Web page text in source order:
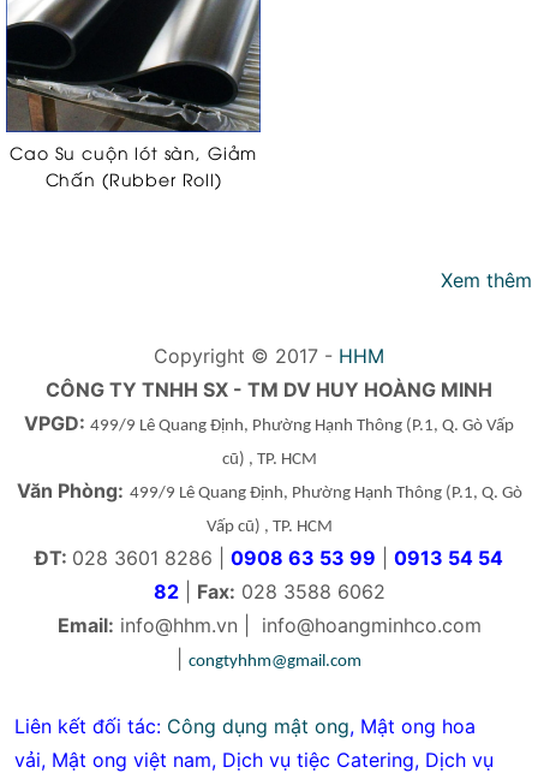
Cao Su cuộn lót sàn, Giảm
Chấn (Rubber Roll)
Xem thêm
Copyright © 2017 - HHM
CÔNG TY TNHH SX - TM DV HUY HOÀNG MINH
VPGD: 499/9 Lê Quang Định, Phường Hạnh Thông (P.1, Q. Gò Vấp
cũ) , TP. HCM
Văn Phòng: 499/9 Lê Quang Định, Phường Hạnh Thông(P.1, Q. Gò
Vấp cũ) , TP. HCM
ĐT: 028 3601 8286 | 0908 63 53 99
0913 54 54
82| Fax: 028 3588 6062
Email: info@hhm.vn
info@hoangminhco.com
congtyhhm@gmail.com
Liên kết đối tác: Công dụng mật ong, Mật ong hoa
vải, Mật ong việt nam, Dịch vụ tiệc Catering, Dịch vụ